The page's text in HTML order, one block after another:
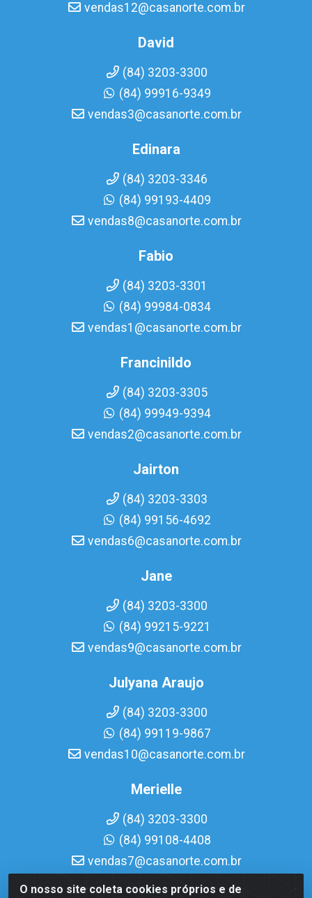
O nosso site coleta cookies próprios e de
vendas12@casanorte.com.br
David
(84) 3203-3300
(84) 99916-9349
vendas3@casanorte.com.br
Edinara
(84) 3203-3346
(84) 99193-4409
vendas8@casanorte.com.br
Fabio
(84) 3203-3301
(84) 99984-0834
vendas1@casanorte.com.br
Francinildo
(84) 3203-3305
(84) 99949-9394
vendas2@casanorte.com.br
Jairton
(84) 3203-3303
(84) 99156-4692
vendas6@casanorte.com.br
Jane
(84) 3203-3300
(84) 99215-9221
vendas9@casanorte.com.br
Julyana Araujo
(84) 3203-3300
(84) 99119-9867
vendas10@casanorte.com.br
Merielle
(84) 3203-3300
(84) 99108-4408
vendas7@casanorte.com.br